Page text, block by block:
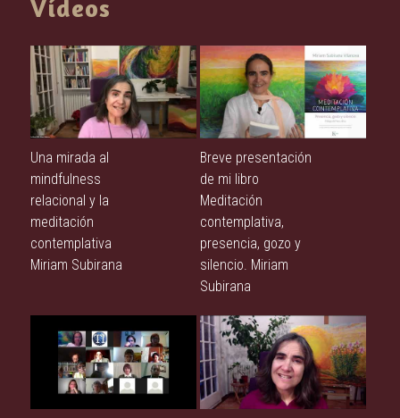
Vídeos
Una mirada al
mindfulness
relacional y la
meditación
contemplativa
Miriam Subirana
Breve presentación
de mi libro
Meditación
contemplativa,
presencia, gozo y
silencio. Miriam
Subirana